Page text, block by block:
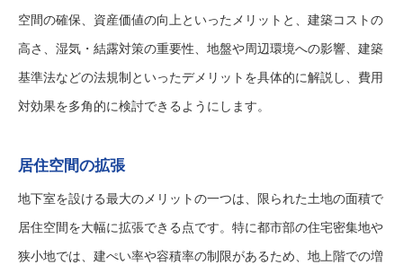
空間の確保、資産価値の向上といったメリットと、建築コストの
高さ、湿気・結露対策の重要性、地盤や周辺環境への影響、建築
基準法などの法規制といったデメリットを具体的に解説し、費用
対効果を多角的に検討できるようにします。
居住空間の拡張
地下室を設ける最大のメリットの一つは、限られた土地の面積で
居住空間を大幅に拡張できる点です。特に都市部の住宅密集地や
狭小地では、建ぺい率や容積率の制限があるため、地上階での増